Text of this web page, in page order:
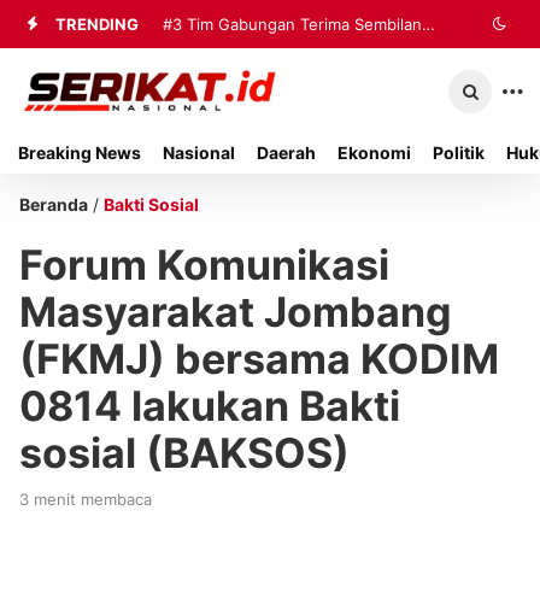
TRENDING #3 Tim Gabungan Terima Sembilan
Korban Evakuasi KM Mutiara Sentosa
Breaking News Nasional Daerah Ekonomi Politik
Beranda / Bakti Sosial
Forum Komunikasi
Masyarakat Jombang
(FKMJ) bersama KODIM
0814 lakukan Bakti
sosial (BAKSOS)
3 menit membaca